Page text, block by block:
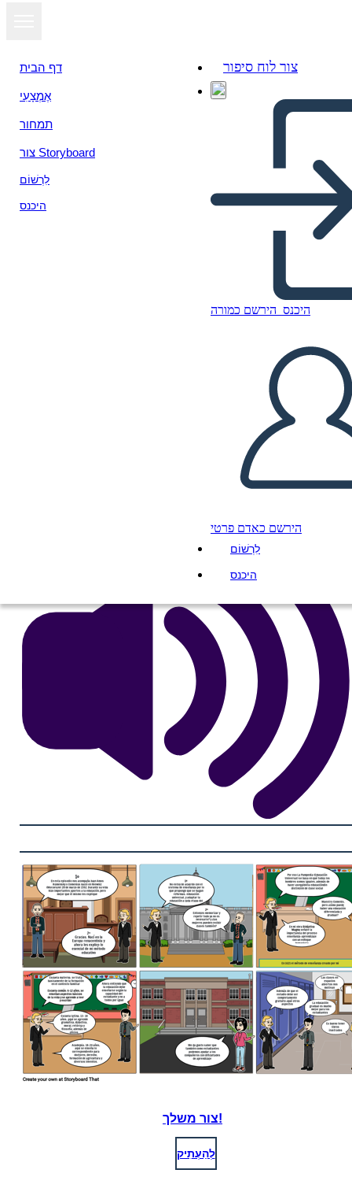
דף הבית
אֶמְצָעִי
תמחור
צור Storyboard
לִרְשׁוֹם
היכנס
צור לוח סיפור
היכנס הירשם כמורה
הירשם כאדם פרטי
לִרְשׁוֹם
היכנס
צור משלך!
לְהַעְתִיק